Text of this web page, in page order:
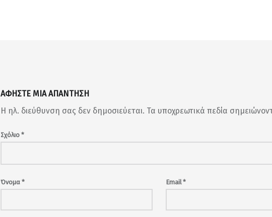
ΑΦΉΣΤΕ ΜΙΑ ΑΠΆΝΤΗΣΗ
Η ηλ. διεύθυνση σας δεν δημοσιεύεται. Τα υποχρεωτικά πεδία
Σχόλιο *
Όνομα * Email*